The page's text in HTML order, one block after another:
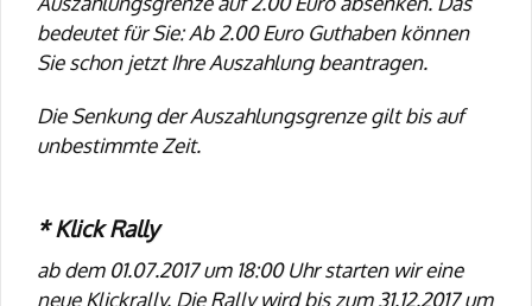
bedeutet für Sie: Ab 2.00 Euro Guthaben können
Sie schon jetzt Ihre Auszahlung beantragen.
Die Senkung der Auszahlungsgrenze gilt bis auf
unbestimmte Zeit.
* Klick Rally
ab dem 01.07.2017 um 18:00 Uhr starten wir eine
neue Klickrally. Die Rally wird bis zum 31.12.2017 um